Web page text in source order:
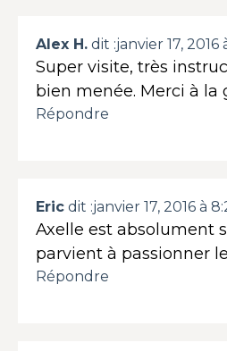
Alex H. dit :janvier 17, 2016
Super visite, très
bien menée. Merci à la
Répondre
Eric dit :janvier 17, 2016 à
Axelle est absolument
parvient à passionner
Répondre